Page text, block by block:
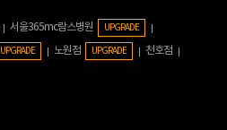
서울365mc람스병원 UPGRADE
UPGRADE 노원점 UPGRADE
천호점